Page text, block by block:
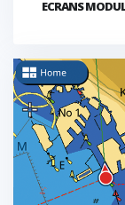
ECRANS